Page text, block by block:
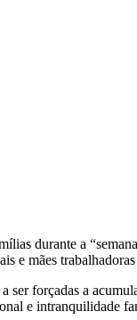
durante a
e mães
ser forçadas a
e intranquilidade